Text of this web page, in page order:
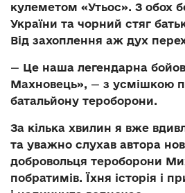
кулеметом «Утьос». З обох
України та чорний стяг
Від захоплення аж дух
— Це наша легендарна
Махновець», — з усмішкою
батальйону тероборони.
За кілька хвилин я вже
та уважно слухав автора
добровольця тероборони
побратимів. Їхня історія і